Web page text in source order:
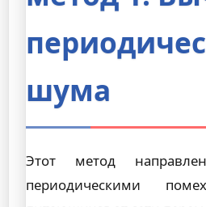
шума
Этот метод
периодическими